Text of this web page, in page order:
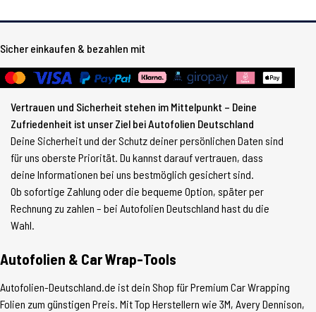
Sicher einkaufen & bezahlen mit
Vertrauen und Sicherheit stehen im Mittelpunkt – Deine
Zufriedenheit ist unser Ziel bei Autofolien Deutschland
Deine Sicherheit und der Schutz deiner persönlichen Daten sind
für uns oberste Priorität. Du kannst darauf vertrauen, dass
deine Informationen bei uns bestmöglich gesichert sind.
Ob sofortige Zahlung oder die bequeme Option, später per
Rechnung zu zahlen – bei Autofolien Deutschland hast du die
Wahl.
Autofolien & Car Wrap-Tools
Autofolien-Deutschland.de ist dein Shop für Premium Car Wrapping
Folien zum günstigen Preis. Mit Top Herstellern wie 3M, Avery Dennison,